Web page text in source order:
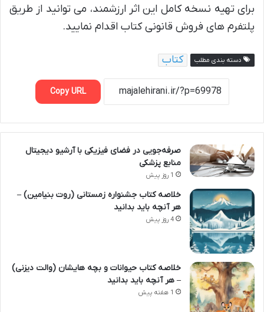
برای تهیه نسخه کامل این اثر ارزشمند، می توانید از طریق
پلتفرم های فروش قانونی کتاب اقدام نمایید.
دسته بندی مطلب کتاب
Copy URL
صرفه‌جویی در فضای فیزیکی با آرشیو دیجیتال
منابع پزشکی
1 روز پیش
خلاصه کتاب جشنواره زمستانی (روت بنیامین) –
هر آنچه باید بدانید
4 روز پیش
خلاصه کتاب حیوانات و بچه هایشان (والت دیزنی)
– هر آنچه باید بدانید
1 هفته پیش